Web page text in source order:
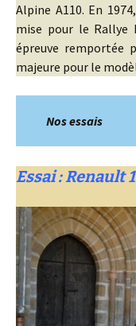
Alpine A110. En
mise pour le Rallye
épreuve remportée
majeure pour le
Nos essais
Essai : Renault